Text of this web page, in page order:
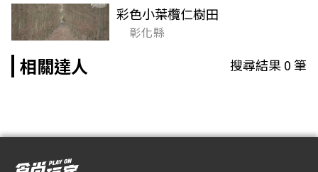
彩色小葉欖仁樹田
彰化縣
相關達人 搜尋結果0筆